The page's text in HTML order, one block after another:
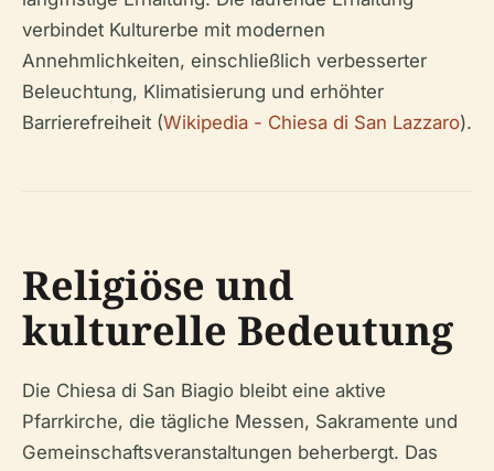
verbindet Kulturerbe mit modernen
Annehmlichkeiten, einschließlich verbesserter
Beleuchtung, Klimatisierung und erhöhter
Barrierefreiheit (Wikipedia - Chiesa di San Lazzaro).
Religiöse und
kulturelle Bedeutung
Die Chiesa di San Biagio bleibt eine aktive
Pfarrkirche, die tägliche Messen, Sakramente und
Gemeinschaftsveranstaltungen beherbergt. Das